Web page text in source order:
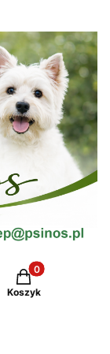
Produkty w
Koszyk